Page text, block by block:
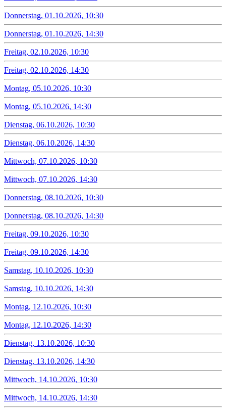
Donnerstag, 01.10.2026, 10:30
Donnerstag, 01.10.2026, 14:30
Freitag, 02.10.2026, 10:30
Freitag, 02.10.2026, 14:30
Montag, 05.10.2026, 10:30
Montag, 05.10.2026, 14:30
Dienstag, 06.10.2026, 10:30
Dienstag, 06.10.2026, 14:30
Mittwoch, 07.10.2026, 10:30
Mittwoch, 07.10.2026, 14:30
Donnerstag, 08.10.2026, 10:30
Donnerstag, 08.10.2026, 14:30
Freitag, 09.10.2026, 10:30
Freitag, 09.10.2026, 14:30
Samstag, 10.10.2026, 10:30
Samstag, 10.10.2026, 14:30
Montag, 12.10.2026, 10:30
Montag, 12.10.2026, 14:30
Dienstag, 13.10.2026, 10:30
Dienstag, 13.10.2026, 14:30
Mittwoch, 14.10.2026, 10:30
Mittwoch, 14.10.2026, 14:30